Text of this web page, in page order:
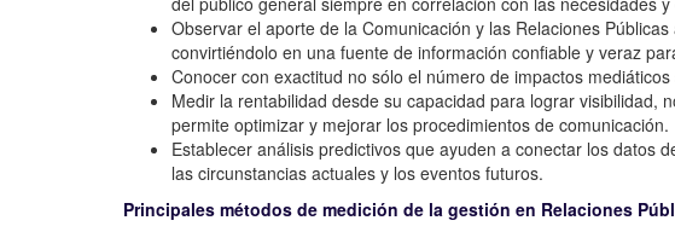
Observar el aporte de la Comunicación y las Relaciones
convirtiéndolo en una fuente de información confiable y veraz
Conocer con exactitud no sólo el número de impactos
Medir la rentabilidad desde su capacidad para lograr visibilidad,
permite optimizar y mejorar los procedimientos de comunicación.
Establecer análisis predictivos que ayuden a conectar los datos
las circunstancias actuales y los eventos futuros.
Principales métodos de medición de la gestión en Relaciones